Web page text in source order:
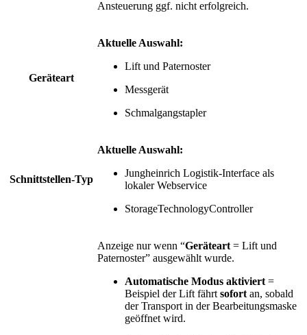
Ansteuerung ggf. nicht erfolgreich.
Geräteart
Aktuelle Auswahl:
Lift und Paternoster
Messgerät
Schmalgangstapler
Schnittstellen-Typ
Aktuelle Auswahl:
Jungheinrich Logistik-Interface als
lokaler Webservice
StorageTechnologyController
Anzeige nur wenn “Geräteart= Lift und
Paternoster” ausgewählt wurde.
Automatische Modus aktiviert=
Beispiel der Lift fährtsofortan, sobald
der Transport in der Bearbeitungsmaske
geöffnet wird.